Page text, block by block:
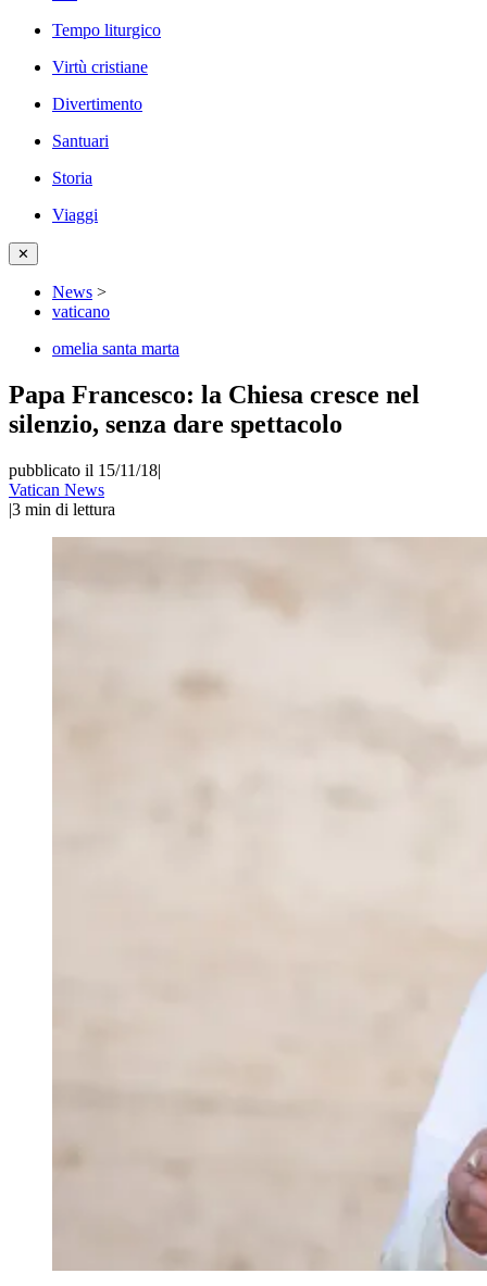
Tempo liturgico
Virtù cristiane
Divertimento
Santuari
Storia
Viaggi
✕
News >
vaticano
omelia santa marta
Papa Francesco: la Chiesa cresce nel
silenzio, senza dare spettacolo
pubblicato il 15/11/18|
Vatican News
|3 min di lettura